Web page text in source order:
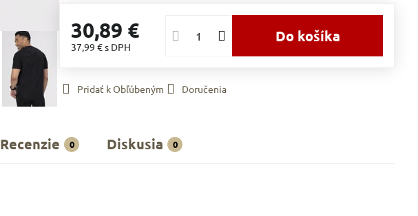
30,89 €
37,99 €s DPH
Do košíka
Pridať k Obľúbeným Doručenia
Recenzie 0 Diskusia 0